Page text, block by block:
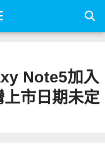
Note5加入
市日期未定